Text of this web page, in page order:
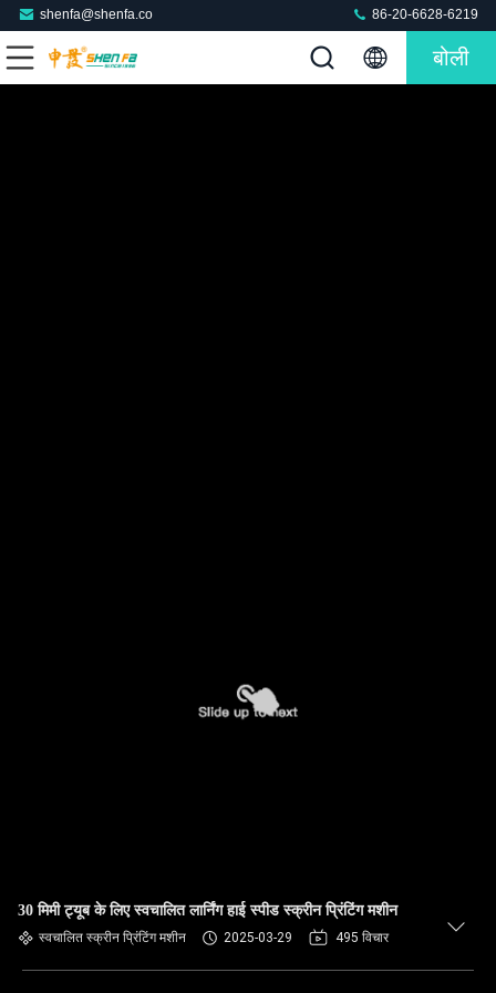
shenfa@shenfa.co 86-20-6628-6219
बोली
30 मिमी ट्यूब के लिए स्वचालित लार्निंग हाई स्पीड स्क्रीन प्रिंटिंग मशीन
स्वचालित स्क्रीन प्रिंटिंग मशीन 2025-03-29 495 विचार